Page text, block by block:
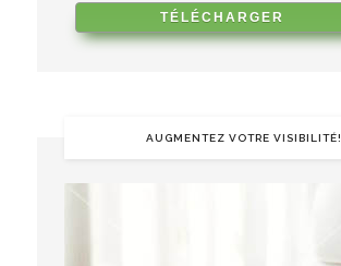
AUGMENTEZ VOTRE VISIBILITÉ!